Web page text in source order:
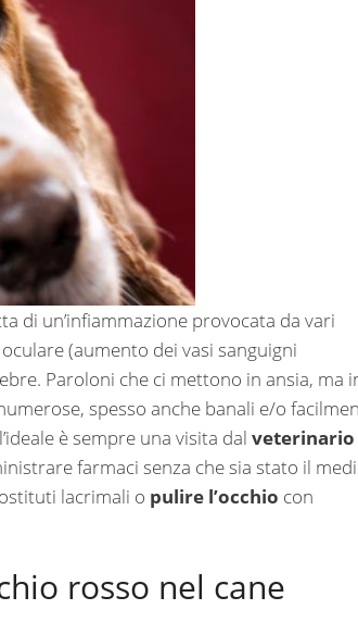
di un’infiammazione provocata da vari
(aumento dei vasi sanguigni
Paroloni che ci mettono in ansia, ma
spesso anche banali e/o
è sempre una visita dal veterinario
farmaci senza che sia stato il
lacrimali o pulire l’occhio con
rosso nel cane